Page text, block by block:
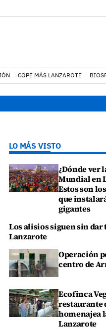
COPE MÁS LANZAROTE
anomalías en contratos
LO MÁS VISTO
¿Dónde ver
Mundial en
Estos son
que
gigantes
Los alisios siguen sin dar
Lanzarote
Operación
centro de
Ecofinca
restaurante
homenajea
Lanzarote